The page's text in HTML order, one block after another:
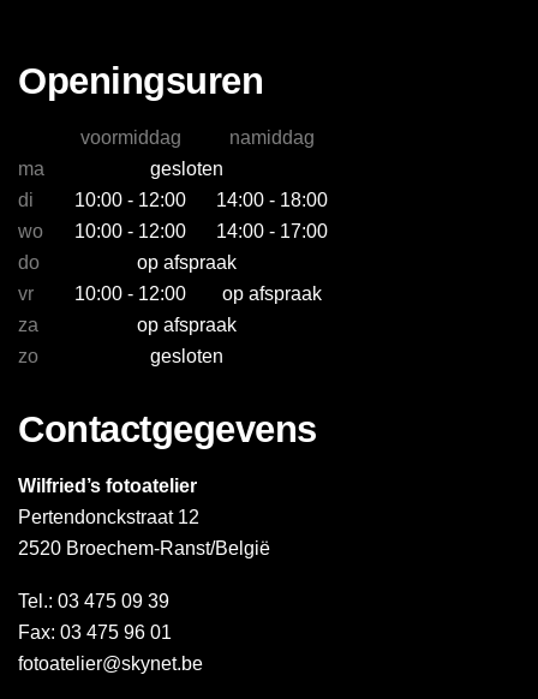
Openingsuren
voormiddag
namiddag
ma
gesloten
di
10:00 - 12:00
14:00 - 18:00
wo
10:00 - 12:00
14:00 - 17:00
do
op afspraak
vr
10:00 - 12:00
op afspraak
za
op afspraak
zo
gesloten
Contactgegevens
Wilfried’s fotoatelier
Pertendonckstraat 12
2520 Broechem-Ranst/België
Tel.: 03 475 09 39
Fax: 03 475 96 01
fotoatelier@skynet.be